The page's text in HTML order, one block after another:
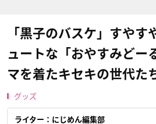
「黒子のバスケ」すやす
ュートな「おやすみどー
マを着たキセキの世代た
グッズ
ライター：にじめん編集部